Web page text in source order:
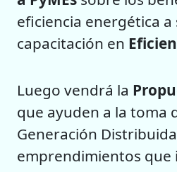
eficiencia energética
capacitación en
Luego vendrá la
que ayuden a la toma
Generación
emprendimientos que